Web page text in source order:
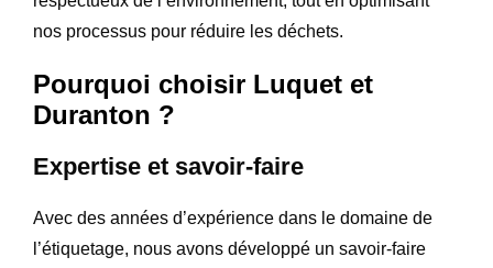
nos processus pour réduire les déchets.
Pourquoi choisir Luquet et
Duranton ?
Expertise et savoir-faire
Avec des années d’expérience dans le domaine de
l’étiquetage, nous avons développé un savoir-faire